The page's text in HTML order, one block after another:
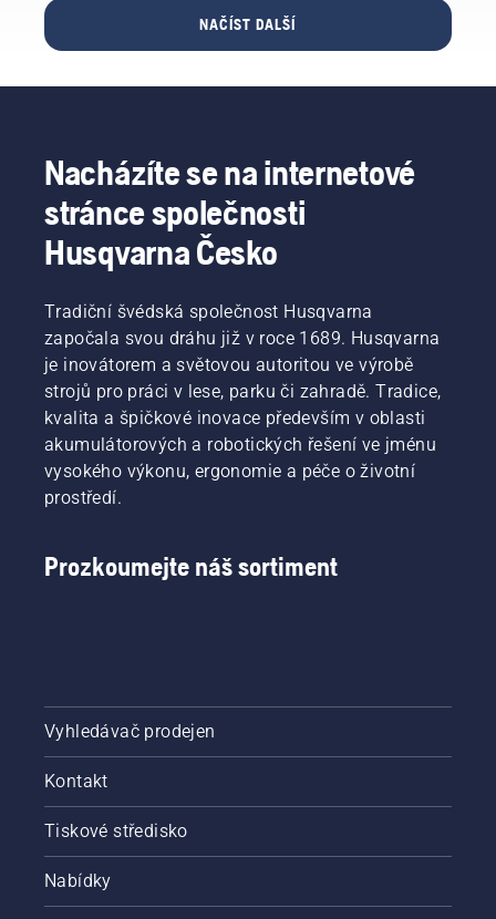
vhodnou
řetězové
Víme, co
zohlednit
která
pro vaši
potřebu
nejlépe
NAČÍST DALŠÍ
Nacházíte se na internetové
stránce společnosti
Husqvarna Česko
Tradiční švédská společnost Husqvarna
započala svou dráhu již v roce 1689. Husqvarna
je inovátorem a světovou autoritou ve výrobě
strojů pro práci v lese, parku či zahradě. Tradice,
kvalita a špičkové inovace především v oblasti
akumulátorových a robotických řešení ve jménu
vysokého výkonu, ergonomie a péče o životní
prostředí.
Prozkoumejte náš sortiment
Vyhledávač prodejen
Kontakt
Tiskové středisko
Nabídky